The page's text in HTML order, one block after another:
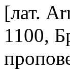
[лат.
1100,